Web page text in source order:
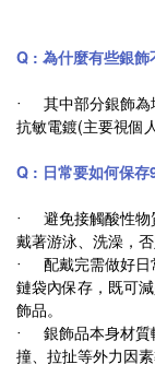
Q : 為什麼有些銀飾
‧ 其中部分銀飾為
抗敏電鍍(主要視個
Q : 日常要如何保存
‧ 避免接觸酸性物
戴著游泳、洗澡，
‧ 配戴完需做好日
鏈袋內保存，既可
飾品。
‧ 銀飾品本身材質
撞、拉扯等外力因素